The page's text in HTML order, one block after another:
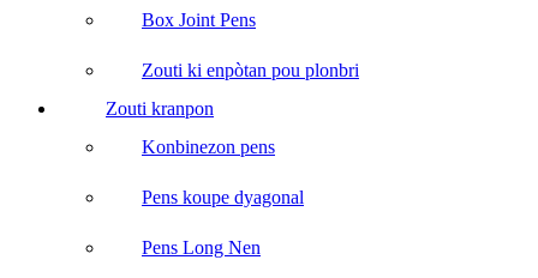
Box Joint Pens
Zouti ki enpòtan pou plonbri
Zouti kranpon
Konbinezon pens
Pens koupe dyagonal
Pens Long Nen